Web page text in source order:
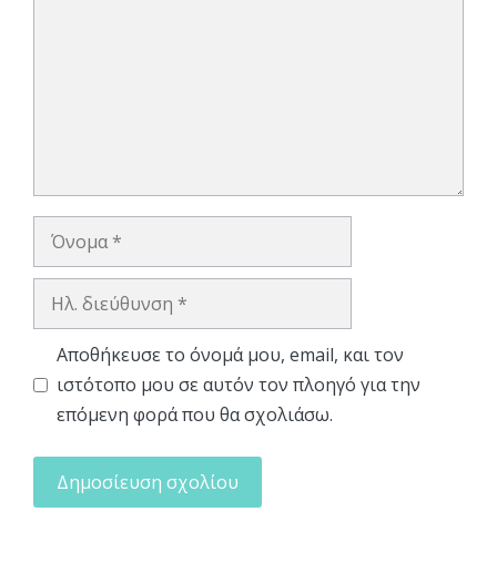
Όνομα
Ηλ.
Αποθήκευσε το όνομά μου, email, και τον
ιστότοπο μου σε αυτόν τον πλοηγό για την
επόμενη φορά που θα σχολιάσω.